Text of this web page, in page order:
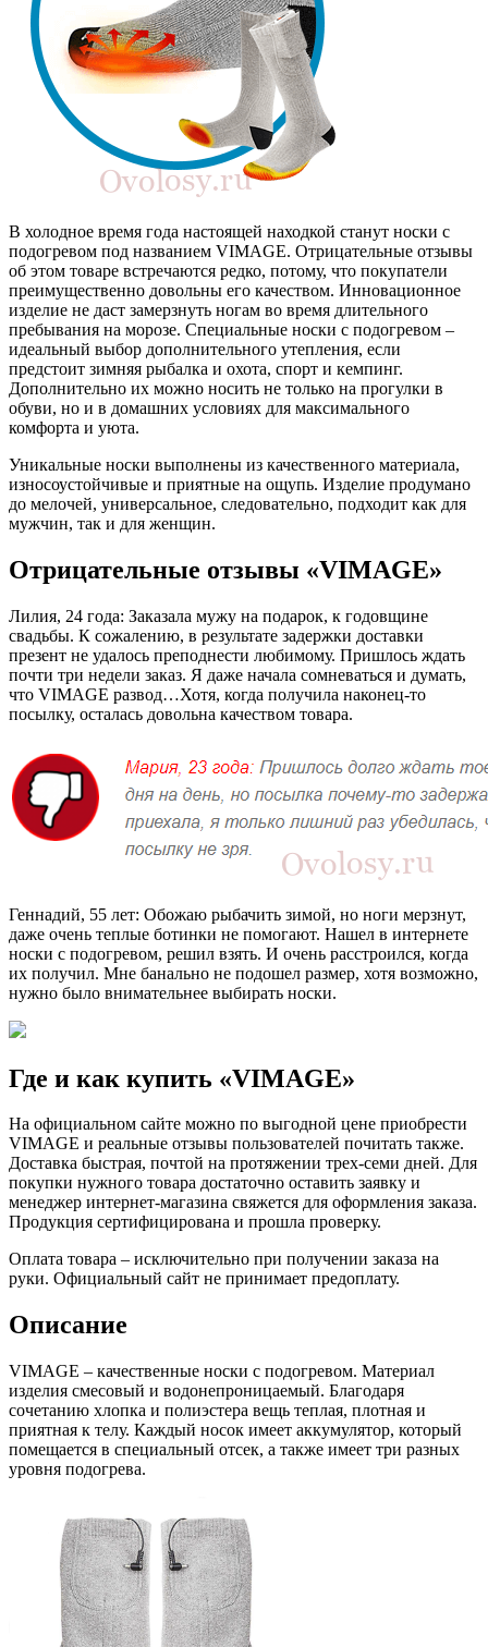
В холодное время года настоящей находкой станут носки с
подогревом под названием VIMAGE. Отрицательные отзывы
об этом товаре встречаются редко, потому, что покупатели
преимущественно довольны его качеством. Инновационное
изделие не даст замерзнуть ногам во время длительного
пребывания на морозе. Специальные носки с подогревом –
идеальный выбор дополнительного утепления, если
предстоит зимняя рыбалка и охота, спорт и кемпинг.
Дополнительно их можно носить не только на прогулки в
обуви, но и в домашних условиях для максимального
комфорта и уюта.
Уникальные носки выполнены из качественного материала,
износоустойчивые и приятные на ощупь. Изделие продумано
до мелочей, универсальное, следовательно, подходит как для
мужчин, так и для женщин.
Отрицательные отзывы «VIMAGE»
Лилия, 24 года: Заказала мужу на подарок, к годовщине
свадьбы. К сожалению, в результате задержки доставки
презент не удалось преподнести любимому. Пришлось ждать
почти три недели заказ. Я даже начала сомневаться и думать,
что VIMAGE развод…Хотя, когда получила наконец-то
посылку, осталась довольна качеством товара.
Геннадий, 55 лет: Обожаю рыбачить зимой, но ноги мерзнут,
даже очень теплые ботинки не помогают. Нашел в интернете
носки с подогревом, решил взять. И очень расстроился, когда
их получил. Мне банально не подошел размер, хотя возможно,
нужно было внимательнее выбирать носки.
Где и как купить «VIMAGE»
На официальном сайте можно по выгодной цене приобрести
VIMAGE и реальные отзывы пользователей почитать также.
Доставка быстрая, почтой на протяжении трех-семи дней. Для
покупки нужного товара достаточно оставить заявку и
менеджер интернет-магазина свяжется для оформления заказа.
Продукция сертифицирована и прошла проверку.
Оплата товара – исключительно при получении заказа на
руки. Официальный сайт не принимает предоплату.
Описание
VIMAGE – качественные носки с подогревом. Материал
изделия смесовый и водонепроницаемый. Благодаря
сочетанию хлопка и полиэстера вещь теплая, плотная и
приятная к телу. Каждый носок имеет аккумулятор, который
помещается в специальный отсек, а также имеет три разных
уровня подогрева.